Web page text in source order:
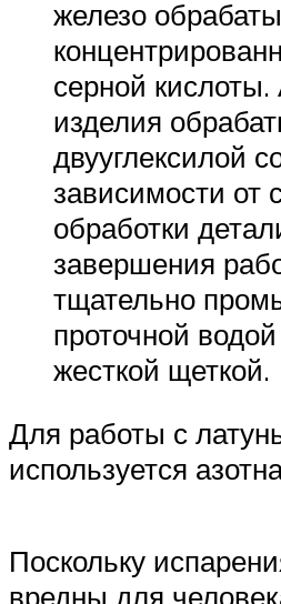
железо
серной
изделия
двууглексилой
зависимости от
обработки
завершения
тщательно
проточной
жесткой щеткой.
Для работы с
используется
Поскольку
вредны для